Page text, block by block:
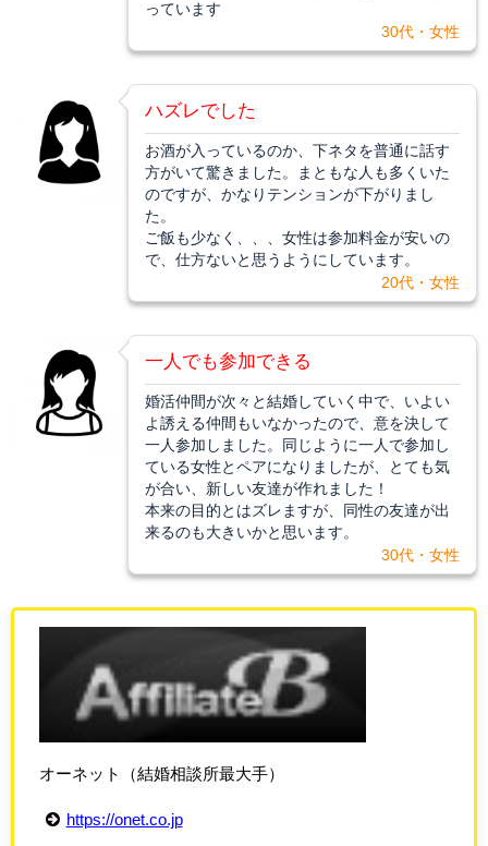
っています
30代・女性
ハズレでした
お酒が入っているのか、下ネタを普通に話す
方がいて驚きました。まともな人も多くいた
のですが、かなりテンションが下がりまし
た。
ご飯も少なく、、、女性は参加料金が安いの
で、仕方ないと思うようにしています。
20代・女性
一人でも参加できる
婚活仲間が次々と結婚していく中で、いよい
よ誘える仲間もいなかったので、意を決して
一人参加しました。同じように一人で参加し
ている女性とペアになりましたが、とても気
が合い、新しい友達が作れました！
本来の目的とはズレますが、同性の友達が出
来るのも大きいかと思います。
30代・女性
オーネット（結婚相談所最大手）
https://onet.co.jp